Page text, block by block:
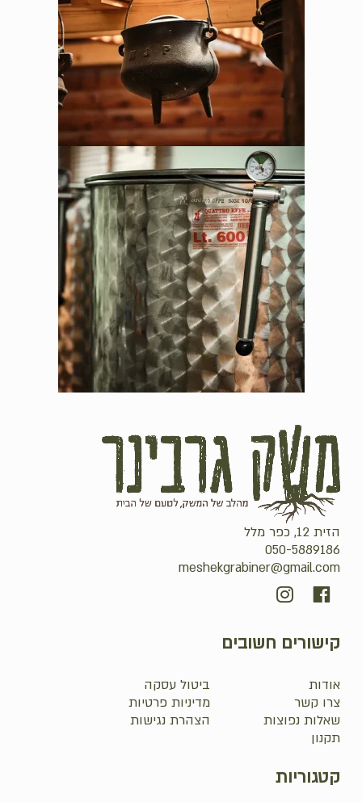
קטגוריות
קישורים חשובים
אודות
צרו קשר
שאלות נפוצות
תקנון
ביטול עסקה
מדיניות פרטיות
הצהרת נגישות
הזית 12, כפר מלל
050-5889186
meshekgrabiner@gmail.com